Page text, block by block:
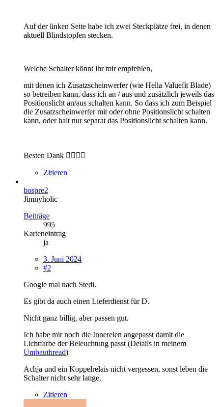
Auf der linken Seite habe ich zwei Steckplätze frei, in denen
aktuell Blindstopfen stecken.
Welche Schalter könnt ihr mir empfehlen,
mit denen ich Zusatzscheinwerfer (wie Hella Valuefit Blade)
so betreiben kann, dass ich an / aus und zusätzlich jeweils das
Positionslicht an/aus schalten kann. So dass ich zum Beispiel
die Zusatzscheinwerfer mit oder ohne Positionslicht schalten
kann, oder halt nur separat das Positionslicht schalten kann.
Besten Dank 👍🏻👍🏻
Zitieren
bospre2
Jimnyholic
Beiträge
995
Karteneintrag
ja
3. Juni 2024
#2
Google mal nach Stedi.
Es gibt da auch einen Lieferdienst für D.
Nicht ganz billig, aber passen gut.
Ich habe mir noch die Innereien angepasst damit die
Lichtfarbe der Beleuchtung passt (Details in meinem
Umbauthread)
Achja und ein Koppelrelais nicht vergessen, sonst leben die
Schalter nicht sehr lange.
Zitieren